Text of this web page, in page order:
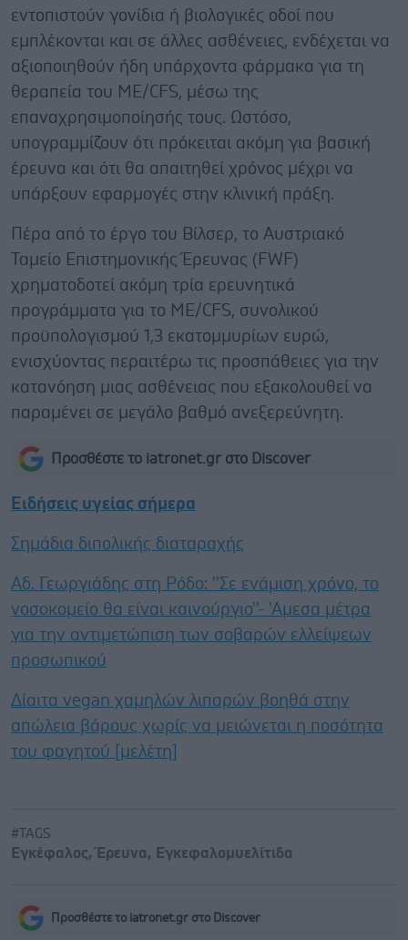
εντοπιστούν γονίδια ή βιολογικές οδοί που
εμπλέκονται και σε άλλες ασθένειες, ενδέχεται να
αξιοποιηθούν ήδη υπάρχοντα φάρμακα για τη
θεραπεία του ME/CFS, μέσω της
επαναχρησιμοποίησής τους. Ωστόσο,
υπογραμμίζουν ότι πρόκειται ακόμη για βασική
έρευνα και ότι θα απαιτηθεί χρόνος μέχρι να
υπάρξουν εφαρμογές στην κλινική πράξη.
Πέρα από το έργο του Βίλσερ, το Αυστριακό
Ταμείο Επιστημονικής Έρευνας (FWF)
χρηματοδοτεί ακόμη τρία ερευνητικά
προγράμματα για το ME/CFS, συνολικού
προϋπολογισμού 1,3 εκατομμυρίων ευρώ,
ενισχύοντας περαιτέρω τις προσπάθειες για την
κατανόηση μιας ασθένειας που εξακολουθεί να
παραμένει σε μεγάλο βαθμό ανεξερεύνητη.
Προσθέστε το iatronet.gr στο Discover
Ειδήσεις υγείας σήμερα
Σημάδια διπολικής διαταραχής
Αδ. Γεωργιάδης στη Ρόδο: ''Σε ενάμιση χρόνο, το
νοσοκομείο θα είναι καινούργιο''- 'Αμεσα μέτρα
για την αντιμετώπιση των σοβαρών ελλείψεων
προσωπικού
Δίαιτα vegan χαμηλών λιπαρών βοηθά στην
απώλεια βάρους χωρίς να μειώνεται η ποσότητα
του φαγητού [μελέτη]
#TAGS
Εγκέφαλος, Έρευνα, Εγκεφαλομυελίτιδα
Προσθέστε το iatronet.gr στο Discover